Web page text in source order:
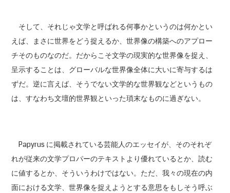
そして、それじゃ文学と呼ばれる何事かというのは何かとい
えば、まさに世界をどう捉えるか、世界像の構築へのアプロー
チそのものなのだ。だからこそ文学の現実的な世界像を捉え、
呈示することは、グローバルな世界像全体に大いに寄与するは
ずだ。逆に言えば、そうでない文学的な世界観などというもの
は、すなわち文壇的世界観といった瑣末なものに過ぎない。
Papyrus に掲載されている芸能人のエッセイが、そのそれぞ
れが従来の文学プロパーのテキストより優れているとか、読む
に値するとか、そういうわけではない。ただ、我々の現在の内
面における文学、世界像を捉えようとする意思をもしそう呼ぶ